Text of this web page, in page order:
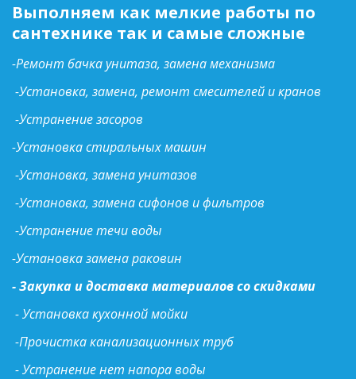
Выполняем как мелкие работы по
сантехнике так и самые сложные
-Ремонт бачка унитаза, замена механизма
-Установка, замена, ремонт смесителей и кранов
-Устранение засоров
-Установка стиральных машин
-Установка, замена унитазов
-Установка, замена сифонов и фильтров
-Устранение течи воды
-Установка замена раковин
- Закупка и доставка материалов со скидками
- Установка кухонной мойки
-Прочистка канализационных труб
- Устранение нет напора воды